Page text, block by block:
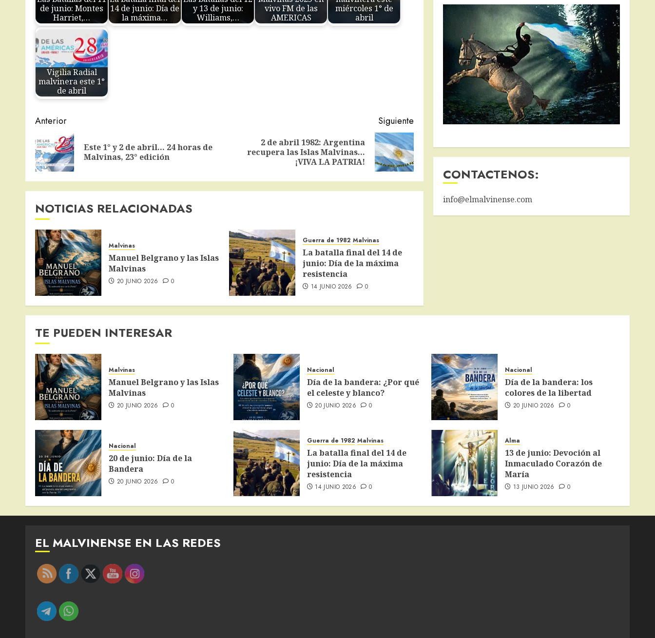
de junio: Montes
Harriet,…
14 de junio: Día de
la máxima…
y 13 de junio:
Williams,…
vivo FM de las
AMERICAS
miércoles 1° de
abril
Vigilia Radial
malvinera este 1°
de abril
Navegación
de
entradas
Anterior
Entrada
Este 1° y 2 de abril… 24 horas de
Malvinas, 23° edición
Siguiente
Siguiente
2 de abril 1982: Argentina
recupera las Islas Malvinas…
¡VIVA LA PATRIA!
NOTICIAS RELACIONADAS
Malvinas
Manuel Belgrano y las Islas
Malvinas
20 JUNIO 2026 0
Guerra de 1982 Malvinas
La batalla final del 14 de
junio: Día de la máxima
resistencia
14 JUNIO 2026 0
CONTACTENOS:
info@elmalvinense.com
TE PUEDEN INTERESAR
Malvinas
Manuel Belgrano y las Islas
Malvinas
20 JUNIO 2026 0
Nacional
Día de la bandera: ¿Por qué
el celeste y blanco?
20 JUNIO 2026 0
Nacional
Día de la bandera: los
colores de la libertad
20 JUNIO 2026 0
Nacional
20 de junio: Día de la
Bandera
20 JUNIO 2026 0
Guerra de 1982 Malvinas
La batalla final del 14 de
junio: Día de la máxima
resistencia
14 JUNIO 2026 0
Alma
13 de junio: Devoción al
Inmaculado Corazón de
María
13 JUNIO 2026 0
EL MALVINENSE EN LAS REDES